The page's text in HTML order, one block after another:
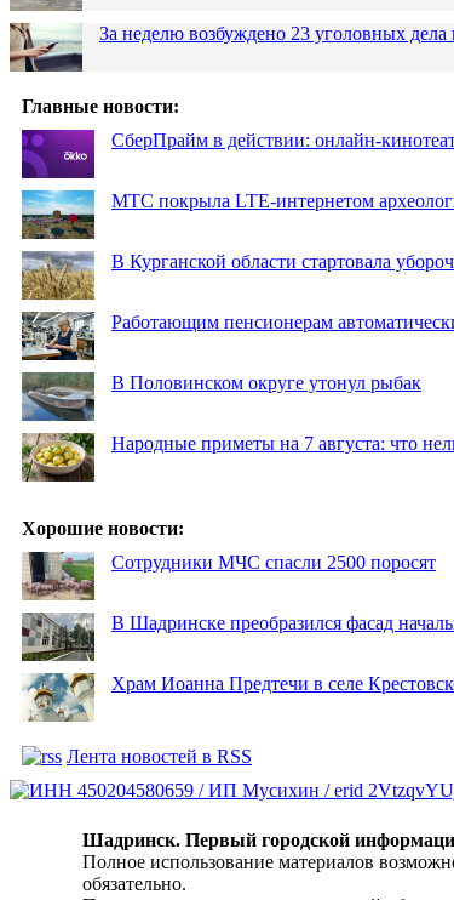
За неделю возбуждено 23 уголовных
Главные новости:
СберПрайм в действии: онлайн-
МТС покрыла LTE-интернетом
В Курганской области стартовала
Работающим пенсионерам
В Половинском округе утонул рыбак
Народные приметы на 7 августа: что
Хорошие новости:
Сотрудники МЧС спасли 2500 поросят
В Шадринске преобразился фасад
Храм Иоанна Предтечи в селе
Лента новостей в RSS
Шадринск. Первый городской
Полное использование материалов
обязательно.